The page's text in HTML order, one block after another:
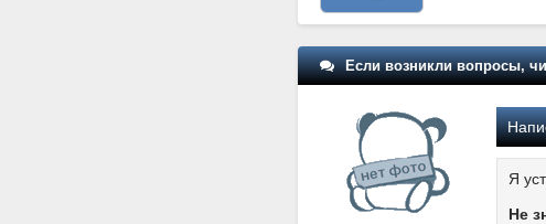
Если возникли вопросы,
Я
Не